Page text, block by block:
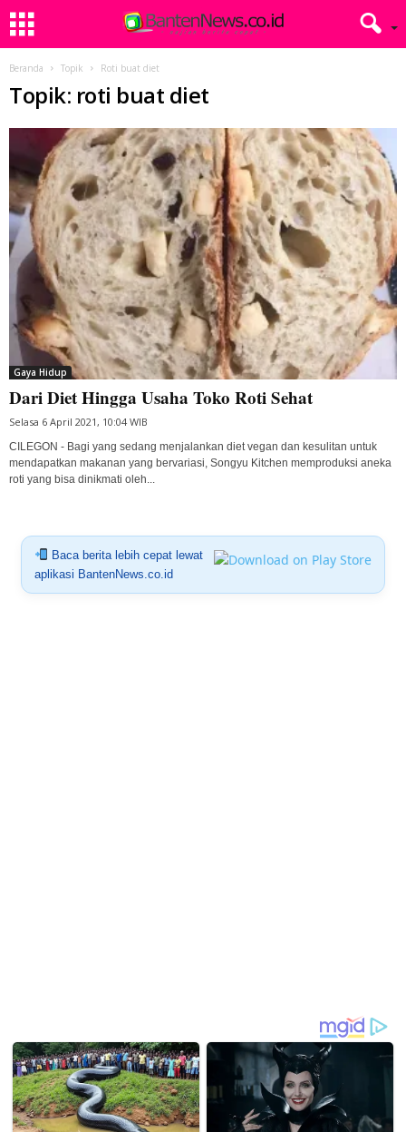
Beranda Topik Roti buat diet
Topik: roti buat diet
Gaya Hidup
Dari Diet Hingga Usaha Toko Roti Sehat
Selasa 6 April 2021, 10:04 WIB
CILEGON - Bagi yang sedang menjalankan diet vegan dan kesulitan untuk
mendapatkan makanan yang bervariasi, Songyu Kitchen memproduksi aneka
roti yang bisa dinikmati oleh...
Baca berita lebih cepat lewat
aplikasi BantenNews.co.id